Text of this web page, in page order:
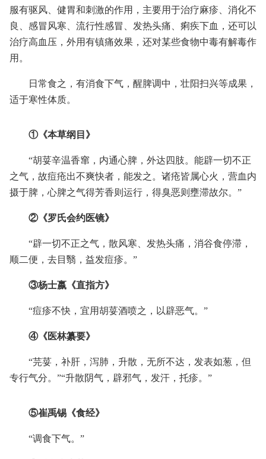
服有驱风、健胃和刺激的作用，主要用于治疗麻疹、消化不
良、感冒风寒、流行性感冒、发热头痛、痢疾下血，还可以
治疗高血压，外用有镇痛效果，还对某些食物中毒有解毒作
用。
日常食之，有消食下气，醒脾调中，壮阳扫兴等成果，
适于寒性体质。
①《本草纲目》
“胡荽辛温香窜，内通心脾，外达四肢。能辟一切不正
之气，故痘疮出不爽快者，能发之。诸疮皆属心火，营血内
摄于脾，心脾之气得芳香则运行，得臭恶则壅滞故尔。”
②《罗氏会约医镜》
“辟一切不正之气，散风寒、发热头痛，消谷食停滞，
顺二便，去目翳，益发痘疹。”
③杨士嬴《直指方》
“痘疹不快，宜用胡荽酒喷之，以辟恶气。”
④《医林纂要》
“芫荽，补肝，泻肺，升散，无所不达，发表如葱，但
专行气分。”“升散阴气，辟邪气，发汗，托疹。”
⑤崔禹锡《食经》
“调食下气。”